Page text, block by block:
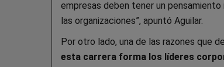
empresas deben tener un
las organizaciones”, apuntó Aguilar.
Por otro lado, una de las razones que
esta carrera forma los líderes